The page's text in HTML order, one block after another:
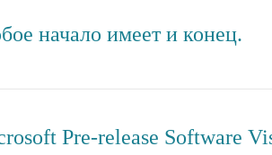
начало имеет и конец.
Pre-release Software